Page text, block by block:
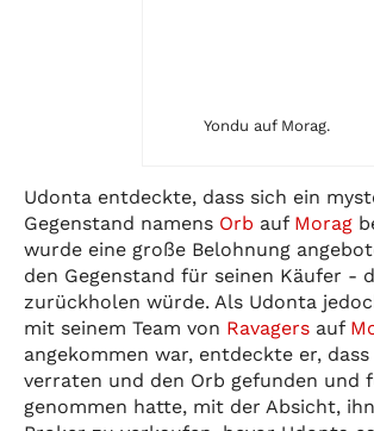
Yondu auf Morag.
Udonta entdeckte, dass sich ein
Gegenstand namens Orb auf Morag
wurde eine große Belohnung
den Gegenstand für seinen Käufer -
zurückholen würde. Als Udonta
mit seinem Team von Ravagers auf
angekommen war, entdeckte er,
verraten und den Orb gefunden und
genommen hatte, mit der Absicht,